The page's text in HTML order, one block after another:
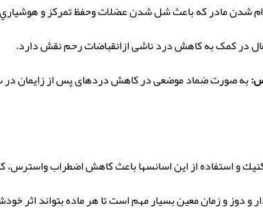
شدن مادر كه باعث شل شدن عضلات وحفظ تمرکز و
در کمک به كاهش درد ناشی ازانقباضات رحم نقش دارد.
به صورت ضماد موضعی در کاهش دردهای پس از زایمان در
و استفاده از اين اسانسها باعث كاهش اضطراب
و دوز و زمان معين بسيار مهم است تا هر ماده بتواند اثر